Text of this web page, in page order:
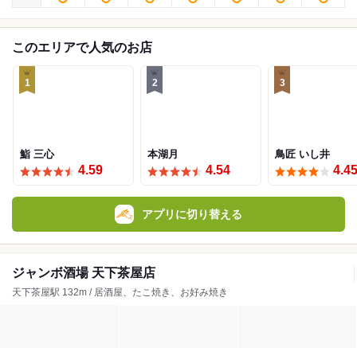
このエリアで人気のお店
1
鮨 三心
4.59
2
本湖月
4.54
3
鳥匠 いし井
4.45
アプリに切り替える
ジャンボ酒場 天下茶屋店
天下茶屋駅 132m / 居酒屋、たこ焼き、お好み焼き